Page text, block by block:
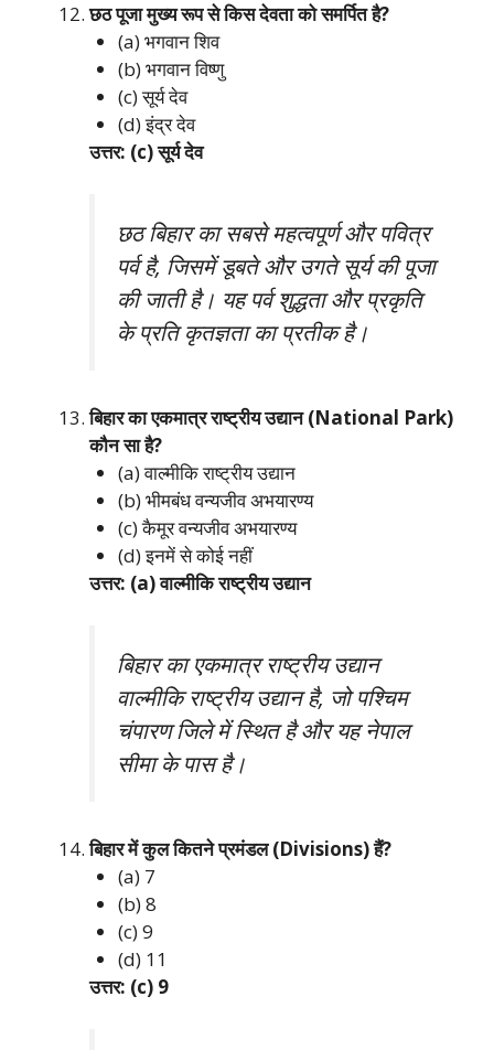
छठ पूजा मुख्य रूप से किस देवता को समर्पित है?
(a) भगवान शिव
(b) भगवान विष्णु
(c) सूर्य देव
(d) इंद्र देव
उत्तर: (c) सूर्य देव
छठ बिहार का सबसे महत्वपूर्ण और पवित्र
पर्व है, जिसमें डूबते और उगते सूर्य की पूजा
की जाती है। यह पर्व शुद्धता और प्रकृति
के प्रति कृतज्ञता का प्रतीक है।
बिहार का एकमात्र राष्ट्रीय उद्यान (National Park)
कौन सा है?
(a) वाल्मीकि राष्ट्रीय उद्यान
(b) भीमबंध वन्यजीव अभयारण्य
(c) कैमूर वन्यजीव अभयारण्य
(d) इनमें से कोई नहीं
उत्तर: (a) वाल्मीकि राष्ट्रीय उद्यान
बिहार का एकमात्र राष्ट्रीय उद्यान
वाल्मीकि राष्ट्रीय उद्यान है, जो पश्चिम
चंपारण जिले में स्थित है और यह नेपाल
सीमा के पास है।
बिहार में कुल कितने प्रमंडल (Divisions) हैं?
(a) 7
(b) 8
(c) 9
(d) 11
उत्तर: (c) 9